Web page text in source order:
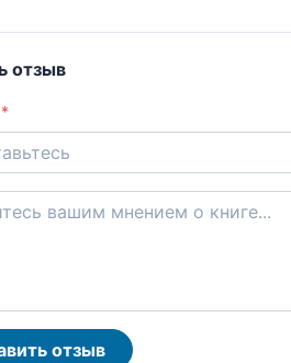
отзыв
*
Отправить отзыв